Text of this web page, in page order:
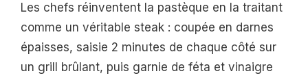
Les chefs réinventent la pastèque en la traitant
comme un véritable steak : coupée en darnes
épaisses, saisie 2 minutes de chaque côté sur
un grill brûlant, puis garnie de féta et vinaigre